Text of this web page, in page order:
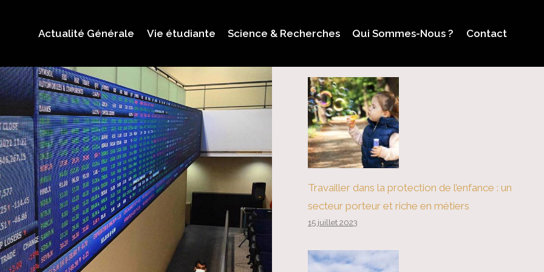
Actualité Générale Vie étudiante Science & Recherches Qui Sommes-Nous ? Contact
Travailler dans la protection de l’enfance : un
secteur porteur et riche en métiers
15 juillet 2023